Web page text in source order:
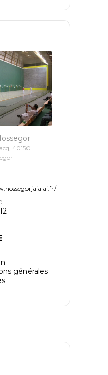
40150
générales